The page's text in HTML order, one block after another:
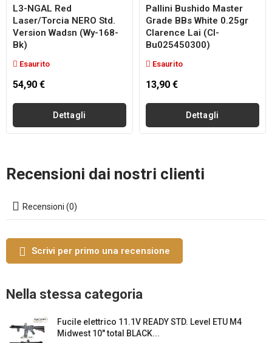
L3-NGAL Red
Laser/torcia NERO Std.
Version Wadsn (wy-168-
Bk)
Esaurito
54,90 €
Dettagli
Pallini Bushido Master
Grade BBs White 0.25gr
Clarence Lai (cl-
Bu025450300)
Esaurito
13,90 €
Dettagli
Recensioni dai nostri clienti
Recensioni (0)
Scrivi per primo una recensione
Nella stessa categoria
Fucile elettrico 11.1V READY STD. Level ETU M4
Midwest 10" total BLACK...